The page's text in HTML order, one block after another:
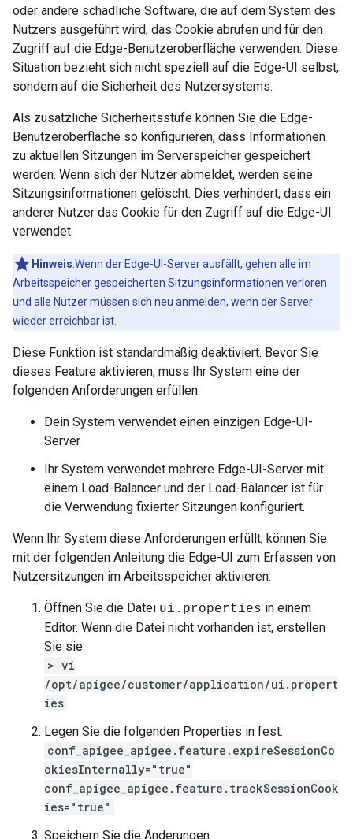
oder andere schädliche Software, die auf dem System des
Nutzers ausgeführt wird, das Cookie abrufen und für den
Zugriff auf die Edge-Benutzeroberfläche verwenden. Diese
Situation bezieht sich nicht speziell auf die Edge-UI selbst,
sondern auf die Sicherheit des Nutzersystems.
Als zusätzliche Sicherheitsstufe können Sie die Edge-
Benutzeroberfläche so konfigurieren, dass Informationen
zu aktuellen Sitzungen im Serverspeicher gespeichert
werden. Wenn sich der Nutzer abmeldet, werden seine
Sitzungsinformationen gelöscht. Dies verhindert, dass ein
anderer Nutzer das Cookie für den Zugriff auf die Edge-UI
verwendet.
Hinweis:Wenn der Edge-UI-Server ausfällt, gehen alle im
Arbeitsspeicher gespeicherten Sitzungsinformationen verloren
und alle Nutzer müssen sich neu anmelden, wenn der Server
wieder erreichbar ist.
Diese Funktion ist standardmäßig deaktiviert. Bevor Sie
dieses Feature aktivieren, muss Ihr System eine der
folgenden Anforderungen erfüllen:
Dein System verwendet einen einzigen Edge-UI-
Server
Ihr System verwendet mehrere Edge-UI-Server mit
einem Load-Balancer und der Load-Balancer ist für
die Verwendung fixierter Sitzungen konfiguriert.
Wenn Ihr System diese Anforderungen erfüllt, können Sie
mit der folgenden Anleitung die Edge-UI zum Erfassen von
Nutzersitzungen im Arbeitsspeicher aktivieren:
Öffnen Sie die Datei ui.properties in einem
Editor. Wenn die Datei nicht vorhanden ist, erstellen
Sie sie:
> vi
/opt/apigee/customer/application/ui.propert
ies
Legen Sie die folgenden Properties in fest:
conf_apigee_apigee.feature.expireSessionCo
okiesInternally="true"
conf_apigee_apigee.feature.trackSessionCook
ies="true"
Speichern Sie die Änderungen.